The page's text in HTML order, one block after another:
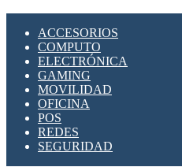
SUPRESOR DE
APLICACIONES
ACCESORIOS
COMPUTO
ELECTRÓNICA
GAMING
MOVILIDAD
OFICINA
POS
REDES
SEGURIDAD